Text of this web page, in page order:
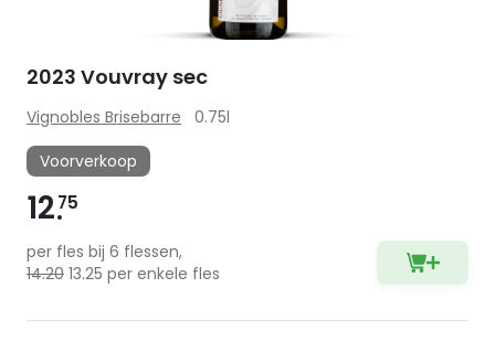
2023 Vouvray sec
Vignobles Brisebarre
0.75l
Voorverkoop
1275
per fles bij 6 flessen,
14.20 13.25 per enkele fles